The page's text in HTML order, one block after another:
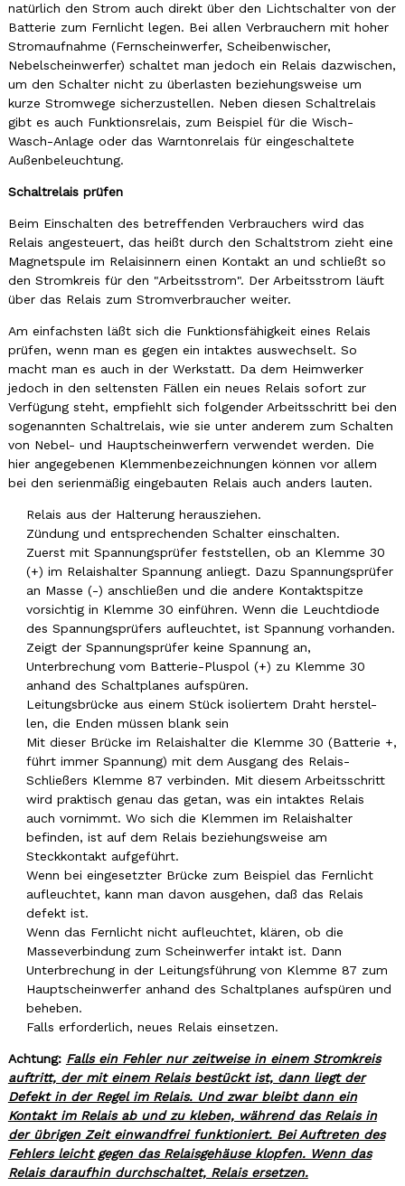
natürlich den Strom auch direkt über den Lichtschalter von der
Batterie zum Fernlicht legen. Bei allen Verbrauchern mit hoher
Stromaufnahme (Fernscheinwerfer, Scheibenwischer,
Nebelscheinwerfer) schaltet man jedoch ein Relais dazwischen,
um den Schalter nicht zu überlasten beziehungsweise um
kurze Stromwege sicherzustellen. Neben diesen Schaltrelais
gibt es auch Funktionsrelais, zum Beispiel für die Wisch-
Wasch-Anlage oder das Warntonrelais für eingeschaltete
Außenbeleuchtung.
Schaltrelais prüfen
Beim Einschalten des betreffenden Verbrauchers wird das
Relais angesteuert, das heißt durch den Schaltstrom zieht eine
Magnetspule im Relaisinnern einen Kontakt an und schließt so
den Stromkreis für den "Arbeitsstrom". Der Arbeitsstrom läuft
über das Relais zum Stromverbraucher weiter.
Am einfachsten läßt sich die Funktionsfähigkeit eines Relais
prüfen, wenn man es gegen ein intaktes auswechselt. So
macht man es auch in der Werkstatt. Da dem Heimwerker
jedoch in den seltensten Fällen ein neues Relais sofort zur
Verfügung steht, empfiehlt sich folgender Arbeitsschritt bei den
sogenannten Schaltrelais, wie sie unter anderem zum Schalten
von Nebel- und Hauptscheinwerfern verwendet werden. Die
hier angegebenen Klemmenbezeichnungen können vor allem
bei den serienmäßig eingebauten Relais auch anders lauten.
Relais aus der Halterung herausziehen.
Zündung und entsprechenden Schalter einschalten.
Zuerst mit Spannungsprüfer feststellen, ob an Klemme 30
(+) im Relaishalter Spannung anliegt. Dazu Spannungsprüfer
an Masse (-) anschließen und die andere Kontaktspitze
vorsichtig in Klemme 30 einführen. Wenn die Leuchtdiode
des Spannungsprüfers aufleuchtet, ist Spannung vorhanden.
Zeigt der Spannungsprüfer keine Spannung an,
Unterbrechung vom Batterie-Pluspol (+) zu Klemme 30
anhand des Schaltplanes aufspüren.
Leitungsbrücke aus einem Stück isoliertem Draht herstel-
len, die Enden müssen blank sein
Mit dieser Brücke im Relaishalter die Klemme 30 (Batterie +,
führt immer Spannung) mit dem Ausgang des Relais-
Schließers Klemme 87 verbinden. Mit diesem Arbeitsschritt
wird praktisch genau das getan, was ein intaktes Relais
auch vornimmt. Wo sich die Klemmen im Relaishalter
befinden, ist auf dem Relais beziehungsweise am
Steckkontakt aufgeführt.
Wenn bei eingesetzter Brücke zum Beispiel das Fernlicht
aufleuchtet, kann man davon ausgehen, daß das Relais
defekt ist.
Wenn das Fernlicht nicht aufleuchtet, klären, ob die
Masseverbindung zum Scheinwerfer intakt ist. Dann
Unterbrechung in der Leitungsführung von Klemme 87 zum
Hauptscheinwerfer anhand des Schaltplanes aufspüren und
beheben.
Falls erforderlich, neues Relais einsetzen.
Achtung: Falls ein Fehler nur zeitweise in einem Stromkreis
auftritt, der mit einem Relais bestückt ist, dann liegt der
Defekt in der Regel im Relais. Und zwar bleibt dann ein
Kontakt im Relais ab und zu kleben, während das Relais in
der übrigen Zeit einwandfrei funktioniert. Bei Auftreten des
Fehlers leicht gegen das Relaisgehäuse klopfen. Wenn das
Relais daraufhin durchschaltet, Relais ersetzen.